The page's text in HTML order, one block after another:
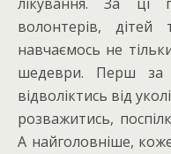
волонтерів,
навчаємось не
шедеври. Перш за
відволіктись від
розважитись,
А найголовніше,